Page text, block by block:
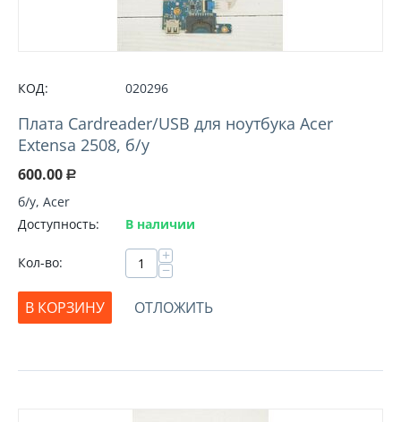
КОД: 020296
Плата Cardreader/USB для ноутбука Acer
Extensa 2508, б/у
600.00 Р
б/у, Acer
Доступность:
В наличии
Кол-во: +
−
В КОРЗИНУ
ОТЛОЖИТЬ